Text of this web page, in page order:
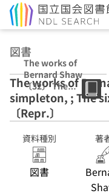
図書
The works of
Bernard Shaw
〔32〕 The
simpleton, ; The
six, ; and The
millionairess
〔Repr.〕
The works of
simpleton, ; The
〔Repr.〕
資料種別
図書
著